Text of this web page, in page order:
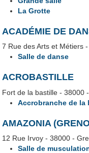
La Grotte
ACADÉMIE DE
7 Rue des Arts et Métiers
Salle de danse
ACROBASTILLE
Fort de la bastille - 38000
Accrobranche de la
AMAZONIA
12 Rue Irvoy - 38000 -
Salle de